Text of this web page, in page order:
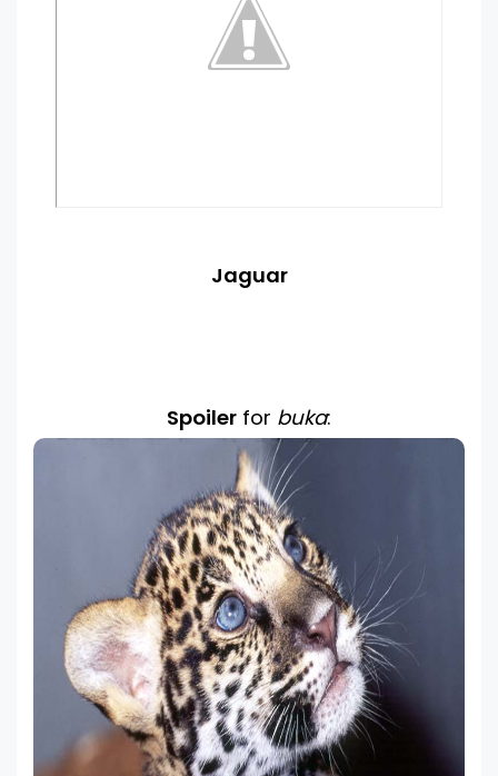
Jaguar
Spoiler for buka: